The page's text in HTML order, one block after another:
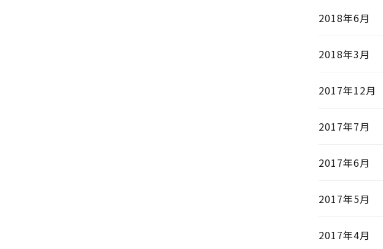
2018年6月
2018年3月
2017年12月
2017年7月
2017年6月
2017年5月
2017年4月